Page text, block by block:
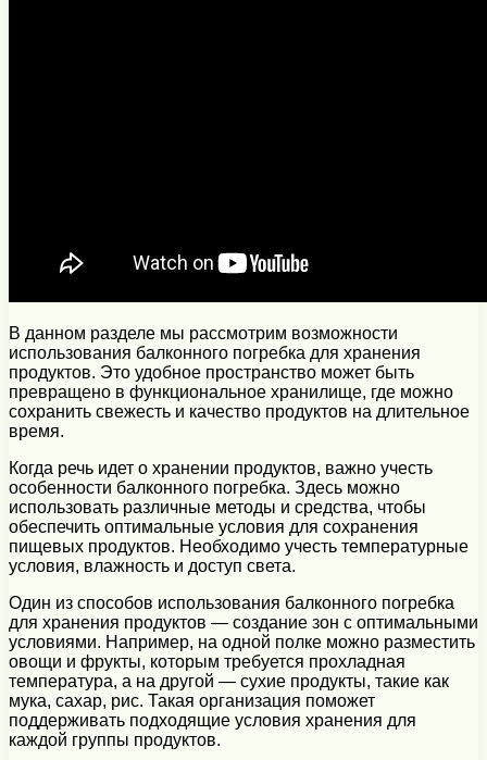
В данном разделе мы рассмотрим возможности
использования балконного погребка для хранения
продуктов. Это удобное пространство может быть
превращено в функциональное хранилище, где можно
сохранить свежесть и качество продуктов на длительное
время.
Когда речь идет о хранении продуктов, важно учесть
особенности балконного погребка. Здесь можно
использовать различные методы и средства, чтобы
обеспечить оптимальные условия для сохранения
пищевых продуктов. Необходимо учесть температурные
условия, влажность и доступ света.
Один из способов использования балконного погребка
для хранения продуктов — создание зон с оптимальными
условиями. Например, на одной полке можно разместить
овощи и фрукты, которым требуется прохладная
температура, а на другой — сухие продукты, такие как
мука, сахар, рис. Такая организация поможет
поддерживать подходящие условия хранения для
каждой группы продуктов.